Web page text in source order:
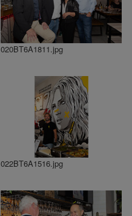
020BT6A1811.jpg
022BT6A1516.jpg